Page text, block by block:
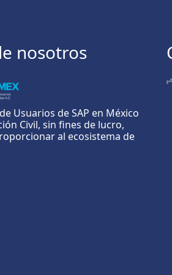
nosotros
Usuarios de SAP en México
Civil, sin fines de lucro,
al ecosistema de